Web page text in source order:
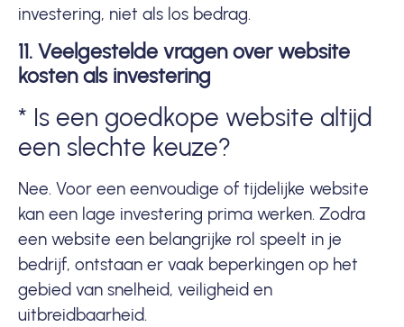
investering, niet als los bedrag.
11. Veelgestelde vragen over website
kosten als investering
* Is een goedkope website altijd
een slechte keuze?
Nee. Voor een eenvoudige of tijdelijke website
kan een lage investering prima werken. Zodra
een website een belangrijke rol speelt in je
bedrijf, ontstaan er vaak beperkingen op het
gebied van snelheid, veiligheid en
uitbreidbaarheid.